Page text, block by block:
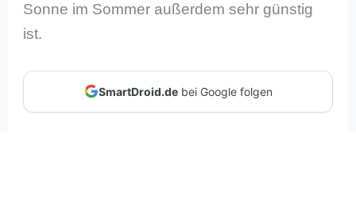
Sonne im Sommer außerdem sehr günstig
ist.
SmartDroid.debei Google folgen